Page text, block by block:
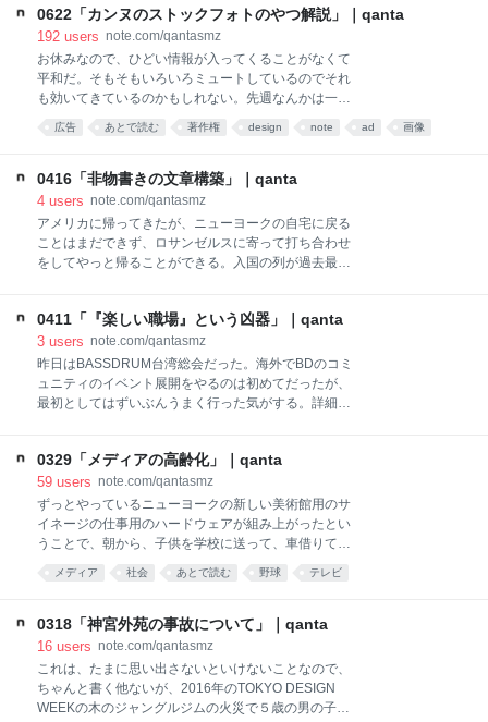
ーマットになっていることを知った。 私自身、つらい
ことが多いので、ニューヨークの地下鉄に乗りなが
見ていた。自分より
前に好きな映画もあれば嫌いな映画もある。アナ雪は
最高だ。 中でも、今まで自分が観た中で一番嫌いな映
画というのははっきり１つあって、それは何かという
と、これは議論を呼びがちなので書くの面倒くさいの
だが、デミアン・チャゼル監督の「セッション！（原
都合であることをお断りした上で自分の感想をそのま
と、ただの退屈な映画だったら良いのだが、この映画
は私にとって非常に大切な概念である「ジャズ」に対
する誤解と使い捨
0622「カンヌのストックフォトのやつ解説」｜qanta
192 users note.com/qantasmz
お休みなので、ひどい情報が入ってくることがなくて
平和だ。そもそもいろいろミュートしているのでそれ
も効いてきているのかもしれない。先週なんかは一歩
も家の外に出る気がしないほどひどい気分の週末だっ
たのだが、今日は筋トレもちゃんとやったし、午後に
ーヨークは晴れていて、６月だから水遊び場では放水
が始まっていた。 公園で遊ぶ子供たちを横目に、つい
つい調べてしまったのが、数日前に触れたカンヌ国際
クリエイティビティーフェスティバル（広告賞）の受
賞作品でストックフォトが使われていたという問題
ではあるのだが、数日前にカンヌのことを書いてみた
らそれなりに反応が少なかったので、「あ、たぶんこ
ているのだな」と理解している。の
広告 あとで読む 著作権 design note ad 画像
0416「非物書きの文章構築」｜qanta
4 users note.com/qantasmz
アメリカに帰ってきたが、ニューヨークの自宅に戻る
ことはまだできず、ロサンゼルスに寄って打ち合わせ
をしてやっと帰ることができる。入国の列が過去最大
にも、アメリカに入国成功した。パスポートを守りき
った。やった。あとは国内線だからパスポートを提示
するというリスクなしに、運転免許証で行ける。 東京
→ロサンゼルスの移動時間と、この入国のひどい並び
時間とを合わせて、ずっと、溜めていた連載原稿４本
で仕上げの前段階の作業をやっただけだが、ここまで
やっておくと後は書くだけなので、ひとたび落ち着い
た作業環境にたどり着ければ、あんまし時間がかから
ない。漫画でいうとネームまではできているような感
じだ。 この日記を毎日書いてい
0411「『楽しい職場』という凶器」｜qanta
3 users note.com/qantasmz
昨日はBASSDRUM台湾総会だった。海外でBDのコミ
ュニティのイベント展開をやるのは初めてだったが、
最初としてはずいぶんうまく行った気がする。詳細は
面白がっていて、わりと次のイベントの話につながっ
たりとかしそうでとても良かった。 BASSDRUMはす
ごくイベントが多い会社・コミュニティなので、こう
いう、構成員総出で海外に行くような催しが結構ある
が、１月のラスベガス以来、AirBnBで家を借りてみん
と、仕事は殺伐としたチームでやるのが良いと思って
まにがっつり顔を合わせるのは尊いことだなとは思
う。 社員旅行とかあんまり行ったことないし、わりと
というの
0329「メディアの高齢化」｜qanta
59 users note.com/qantasmz
ずっとやっているニューヨークの新しい美術館用のサ
イネージの仕事用のハードウェアが組み上がったとい
うことで、朝から、子供を学校に送って、車借りてニ
ュージャージーの倉庫に向かう。私の方の機材を乗せ
るために自宅前に車を駐めて荷物を取りに行ったら、
に弁解して止めてもらったが、罰金を$60も取られ
た。そしてなんかすごい怒られた。まじでつらい。 倉
庫に行って、ディスプレイのリフレッシュレートの件
でひとしきりもめるという、いつもの儀式を終えて、
初めて本番用のでかい4Kディスプレイに映してみた
メディア 社会 あとで読む 野球 テレビ
0318「神宮外苑の事故について」｜qanta
16 users note.com/qantasmz
これは、たまに思い出さないといけないことなので、
ちゃんと書く他ないが、2016年のTOKYO DESIGN
WEEKの木のジャングルジムの火災で５歳の男の子が